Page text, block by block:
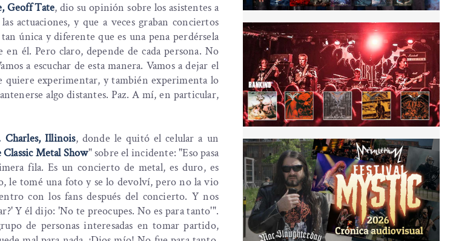
Geoff Tate, dio su opinión sobre los asistentes a
actuaciones, y que a veces graban conciertos
única y diferente que es una pena perdérsela
él. Pero claro, depende de cada persona. No
a escuchar de esta manera. Vamos a dejar el
quiere experimentar, y también experimenta lo
algo distantes. Paz. A mí, en particular,
Charles, Illinois, donde le quitó el celular a un
Classic Metal Show" sobre el incidente: "Eso pasa
fila. Es un concierto de metal, es duro, es
le tomé una foto y se lo devolví, pero no la vio
con los fans después del concierto. Y nos
Y él dijo: 'No te preocupes. No es para tanto'".
de personas interesadas en tomar partido,